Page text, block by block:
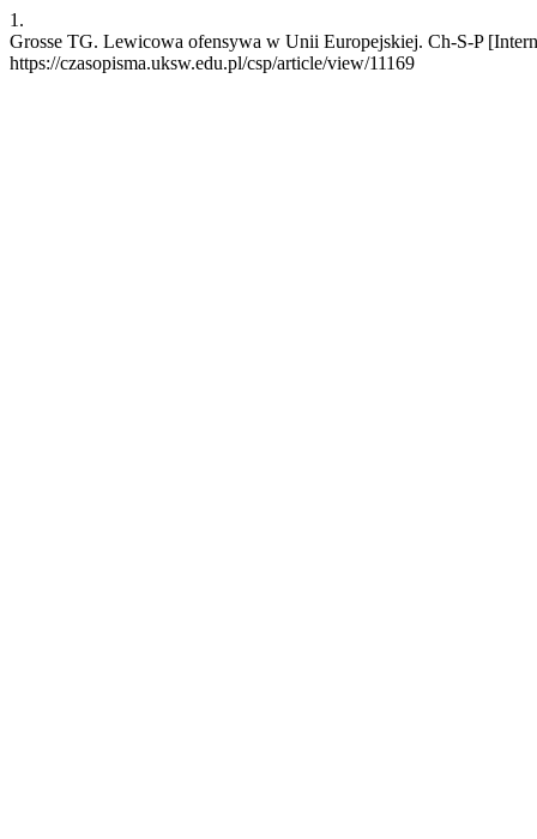
1.
Grosse TG. Lewicowa ofensywa w Unii Europejskiej. Ch-S-P
https://czasopisma.uksw.edu.pl/csp/article/view/11169